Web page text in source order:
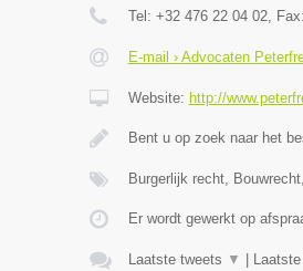
Tel: +32 476 22 04 02, Fax:
E-mail › Advocaten
Website: http://
Bent u op zoek naar het
Burgerlijk recht,
Er wordt gewerkt op
Laatste tweets ▼